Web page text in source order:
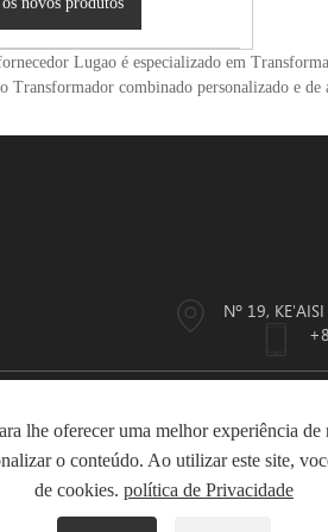
Lugao é especializado em
Transformador combinado personalizado e
Nº 19,
TRANSFORMADOR DE
INSTRUMENTO
lhe oferecer uma melhor experiência de
o conteúdo. Ao utilizar este site,
de cookies. política de Privacidade